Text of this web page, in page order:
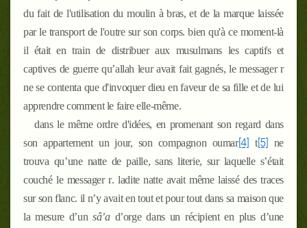
du fait de l'utilisation du moulin à bras, et de la marque laissée
par le transport de l'outre sur son corps. bien qu'à ce moment-là
il était en train de distribuer aux musulmans les captifs et
captives de guerre qu’allah leur avait fait gagnés, le messagerr
ne se contenta que d'invoquer dieu en faveur de sa fille et de lui
apprendre comment le faire elle-même.
dans le même ordre d'idées, en promenant son regard dans
son appartement un jour, son compagnon oumar[4] t[5] ne
trouva qu’une natte de paille, sans literie, sur laquelle s’était
couché le messagerr. ladite natte avait même laissé des traces
sur son flanc. il n’y avait en tout et pour tout dans sa maison que
la mesure d’unsâ’ad’orge dans un récipient en plus d’une